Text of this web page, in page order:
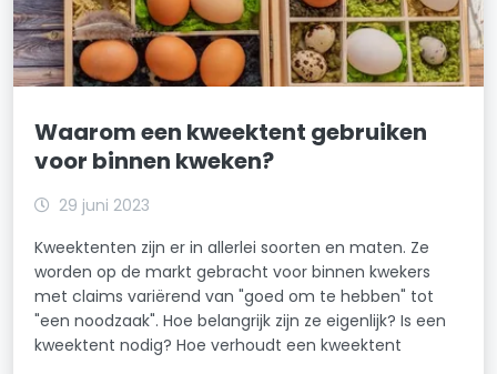
Waarom een kweektent gebruiken
voor binnen kweken?
29 juni 2023
Kweektenten zijn er in allerlei soorten en maten. Ze
worden op de markt gebracht voor binnen kwekers
met claims variërend van "goed om te hebben" tot
"een noodzaak". Hoe belangrijk zijn ze eigenlijk? Is een
kweektent nodig? Hoe verhoudt een kweektent